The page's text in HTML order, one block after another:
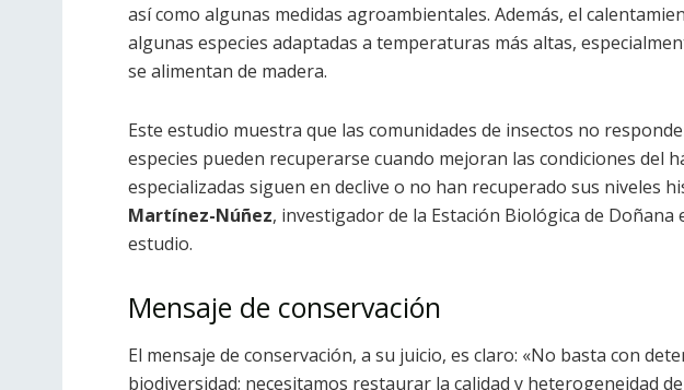
así como algunas medidas agroambientales. Además, el
algunas especies adaptadas a temperaturas más altas,
se alimentan de madera.
Este estudio muestra que las comunidades de insectos no
especies pueden recuperarse cuando mejoran las condiciones del
especializadas siguen en declive o no han recuperado sus niveles
Martínez-Núñez, investigador de la Estación Biológica de
estudio.
Mensaje de conservación
El mensaje de conservación, a su juicio, es claro: «No basta con
biodiversidad; necesitamos restaurar la calidad y heterogeneidad